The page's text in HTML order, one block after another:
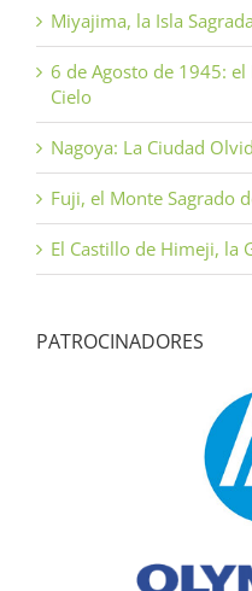
Miyajima, la Isla
6 de Agosto de 1945: el
Cielo
Nagoya: La Ciudad
Fuji, el Monte Sagrado
El Castillo de Himeji, la
PATROCINADORES